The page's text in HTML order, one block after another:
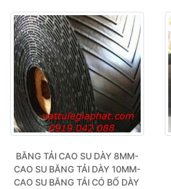
BĂNG TẢI CAO SU DÀY 8MM-
CAO SU BĂNG TẢI DÀY 10MM-
CAO SU BĂNG TẢI CÓ BỐ DÀY